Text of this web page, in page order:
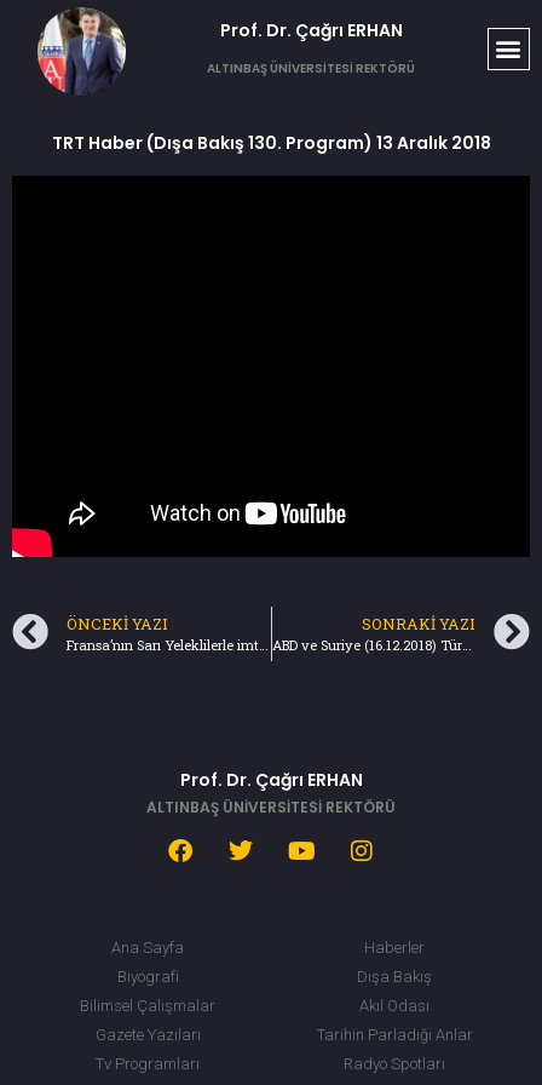
Prof. Dr. Çağrı ERHAN​
ALTINBAŞ ÜNİVERSİTESİ REKTÖRÜ
TRT Haber (Dışa Bakış 130. Program) 13 Aralık 2018
ÖNCEKI YAZI
Fransa’nın Sarı Yeleklilerle imtihanı (09.12.2018) Türkiye Gazetesi
SONRAKI YAZI
ABD ve Suriye (16.12.2018) Türkiye Gazetesi
Prof. Dr. Çağrı ERHAN
ALTINBAŞ ÜNİVERSİTESİ REKTÖRÜ
Ana Sayfa
Biyografi
Bilimsel Çalışmalar
Gazete Yazıları
Tv Programları
Haberler
Dışa Bakış
Akıl Odası
Tarihin Parladığı Anlar
Radyo Spotları